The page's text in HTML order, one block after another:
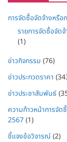
การจัดซื้อจัดจ้างหรือ
รายการจัดซื้อจัด
(1)
ข่าวกิจกรรม (76)
ข่าวประกวดราคา
ข่าวประชาสัมพันธ์
ความก้าวหน้าการจั
2567(1)
ชี้แจงข้อวิจารณ์(2)